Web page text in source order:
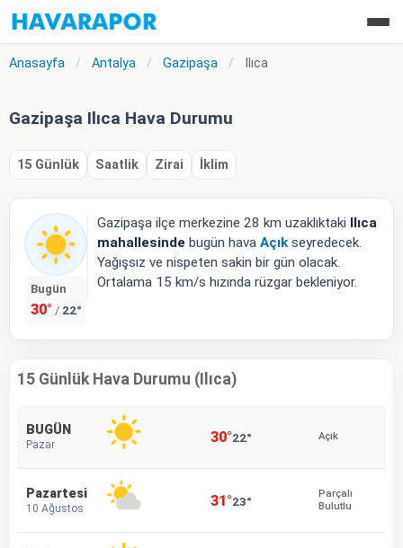
Anasayfa / Antalya / Gazipaşa / Ilıca
Gazipaşa Ilıca Hava Durumu
15 Günlük Saatlik Zirai İklim
Bugün
30° / 22°
Gazipaşa ilçe merkezine 28 km uzaklıktaki Ilıca
mahallesinde bugün hava Açıkseyredecek.
Yağışsız ve nispeten sakin bir gün olacak.
Ortalama 15 km/s hızında rüzgar bekleniyor.
15 Günlük Hava Durumu (Ilıca)
BUGÜN
Pazar 30°22° Açık
Pazartesi
10 Ağustos 31°23°
Parçalı
Bulutlu